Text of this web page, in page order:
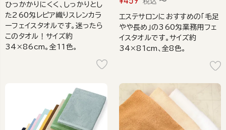
ひっかかりにくく、しっかりとし
た260匁レピア織りスレンカラ
ーフェイスタオルです。迷ったら
このタオル！サイズ約
34×86cm。全11色。
エステサロンにおすすめの「毛足
やや長め」の360匁業務用フェ
イスタオルです。サイズ約
34×81cm、全8色。